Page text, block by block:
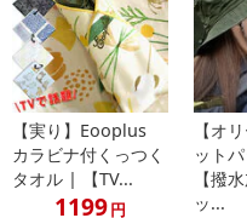
際や着用の際に爪など鋭利な
い。
・直射日光に長時間当てな
管してください。
・水分を含んだまま収納し
・パッケージは配送時の保
や箱に破れが生じる場合がご
り、返品や交換はできません
【実り】Eooplus
カラビナ付くっつく
タオル | 【TV...
1199円
【オ
ット
【撥
ッ...